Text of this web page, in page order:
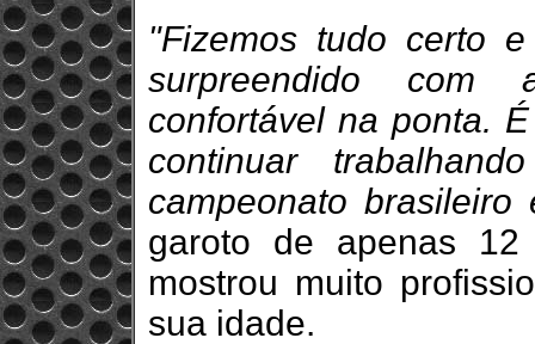
"Fizemos tudo certo
surpreendido com
confortável na ponta.
continuar
campeonato brasileiro
garoto de apenas
mostrou muito
sua idade.